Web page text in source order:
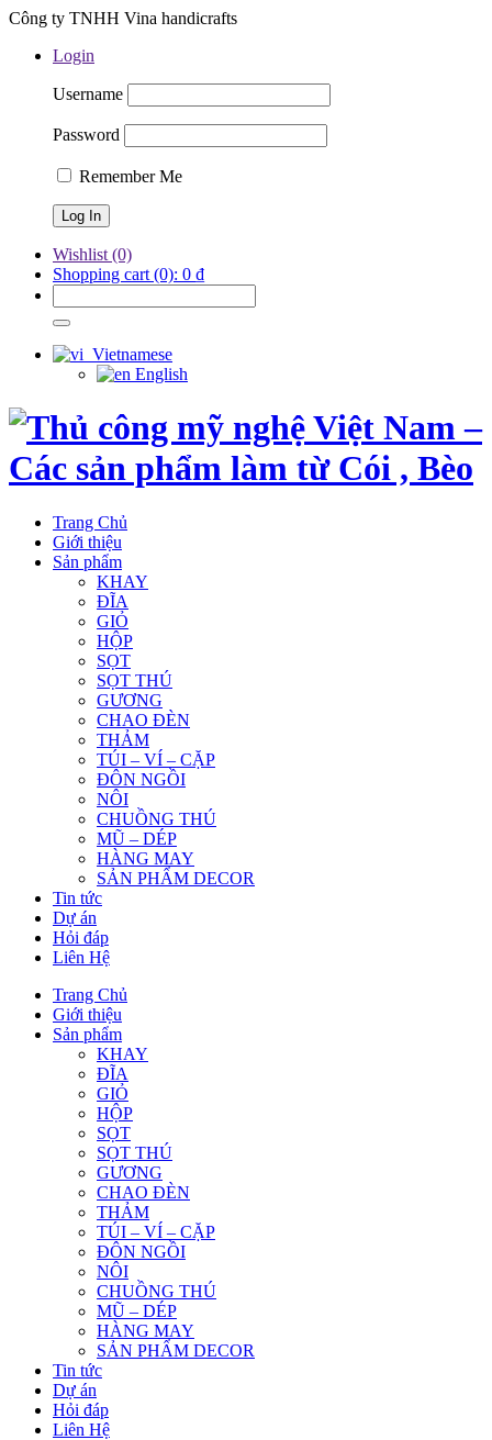
Công ty TNHH Vina handicrafts
Login
Username
Password
Remember Me
Wishlist (0)
Shopping cart (0): 0 ₫
Vietnamese
English
Trang Chủ
Giới thiệu
Sản phẩm
KHAY
ĐĨA
GIỎ
HỘP
SỌT
SỌT THÚ
GƯƠNG
CHAO ĐÈN
THẢM
TÚI – VÍ – CẶP
ĐÔN NGỒI
NÔI
CHUỒNG THÚ
MŨ – DÉP
HÀNG MAY
SẢN PHẨM DECOR
Tin tức
Dự án
Hỏi đáp
Liên Hệ
Trang Chủ
Giới thiệu
Sản phẩm
KHAY
ĐĨA
GIỎ
HỘP
SỌT
SỌT THÚ
GƯƠNG
CHAO ĐÈN
THẢM
TÚI – VÍ – CẶP
ĐÔN NGỒI
NÔI
CHUỒNG THÚ
MŨ – DÉP
HÀNG MAY
SẢN PHẨM DECOR
Tin tức
Dự án
Hỏi đáp
Liên Hệ